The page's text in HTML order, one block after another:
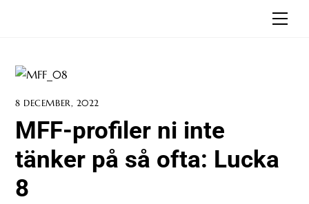
8 DECEMBER, 2022
MFF-profiler ni inte
tänker på så ofta: Lucka
8